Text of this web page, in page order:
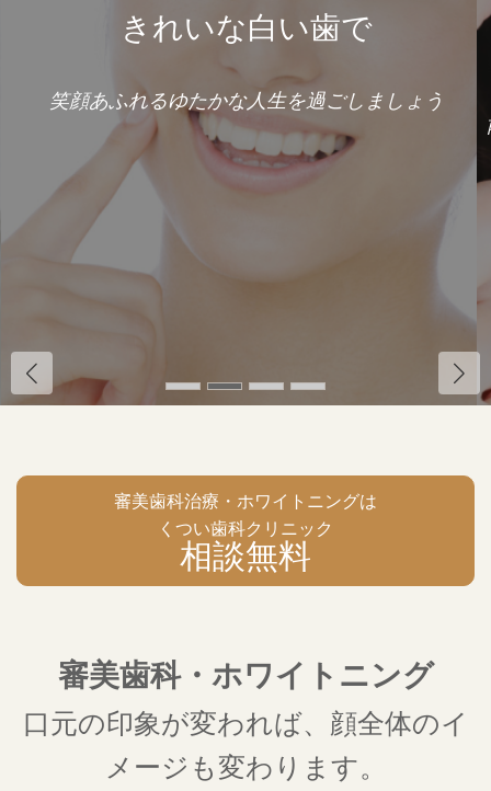
きれいな白い歯で
笑顔あふれるゆたかな人生を過ごしましょう
審美歯科治療・ホワイトニングは
くつい歯科クリニック
相談無料
審美歯科・ホワイトニング
口元の印象が変われば、顔全体のイ
メージも変わります。